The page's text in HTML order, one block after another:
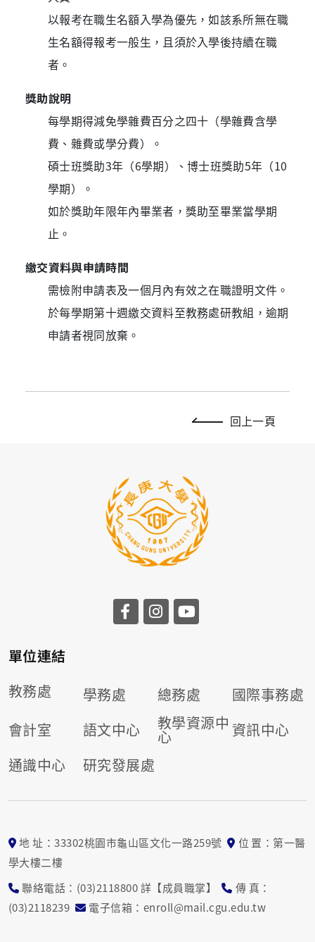
以報考在職生名額入學為優先，如該系所無在職
生名額得報考一般生，且須於入學後持續在職
者。
獎助說明
每學期得減免學雜費百分之四十（學雜費含學
費、雜費或學分費）。
碩士班獎助3年（6學期）、博士班獎助5年（10
學期）。
如於獎助年限年內畢業者，獎助至畢業當學期
止。
繳交資料與申請時間
需檢附申請表及一個月內有效之在職證明文件。
於每學期第十週繳交資料至教務處研教組，逾期
申請者視同放棄。
回上一頁
前往長庚大學facebook
前往長庚大學
單位連結
教務處
學務處 總務處
國際事務處
會計室
語文中心 教學資源中
心
資訊中心
通識中心
研究發展處
地 址：33302桃園市龜山區文化一路259號
位 置：第一醫
學大樓二樓
聯絡電話：(03)2118800 詳【成員職掌】
傳 真：
(03)2118239
電子信箱：enroll@mail.cgu.edu.tw